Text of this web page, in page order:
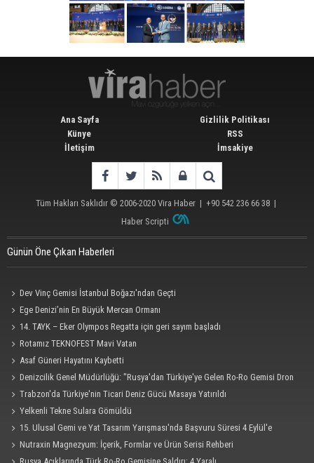
Ana Sayfa
Künye
İletişim
Gizlilik Politikası
RSS
İmsakiye
Tüm Hakları Saklıdır © 2006-2020 Vira Haber | +90 542 236 66 38 |
Haber Scripti
Günün Öne Çıkan Haberleri
Dev Vinç Gemisi İstanbul Boğazı'ndan Geçti
Ege Denizi’nin En Büyük Mercan Ormanı
14. TAYK – Eker Olympos Regatta için geri sayım başladı
Rotamız TEKNOFEST Mavi Vatan
Asaf Güneri Hayatını Kaybetti
Denizcilik Genel Müdürlüğü: "Rusya'dan Türkiye'ye Gelen Ro-Ro Gemisi Dron
Saldırısına Uğradı"
Trabzon'da Türkiye'nin Ticari Deniz Gücü Masaya Yatırıldı
Yelkenli Tekne Sulara Gömüldü
15. Ulusal Gemi ve Yat Tasarım Yarışması'nda Başvuru Süresi 4 Eylül'e
Uzatıldı
Nutraxin Magnezyum: İçerik, Formlar ve Ürün Serisi Rehberi